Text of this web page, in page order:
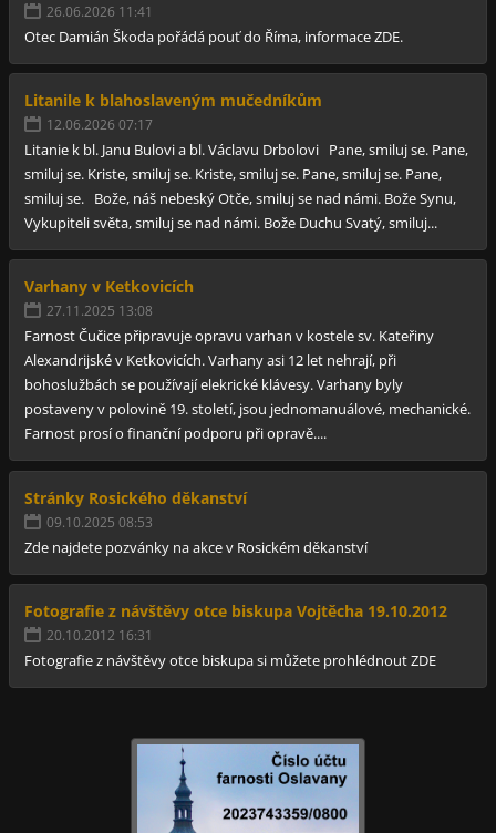
26.06.2026 11:41
Otec Damián Škoda pořádá pouť do Říma, informace ZDE.
Litanile k blahoslaveným mučedníkům
12.06.2026 07:17
Litanie k bl. Janu Bulovi a bl. Václavu Drbolovi Pane, smiluj se. Pane,
smiluj se. Kriste, smiluj se. Kriste, smiluj se. Pane, smiluj se. Pane,
smiluj se. Bože, náš nebeský Otče, smiluj se nad námi. Bože Synu,
Vykupiteli světa, smiluj se nad námi. Bože Duchu Svatý, smiluj...
Varhany v Ketkovicích
27.11.2025 13:08
Farnost Čučice připravuje opravu varhan v kostele sv. Kateřiny
Alexandrijské v Ketkovicích. Varhany asi 12 let nehrají, při
bohoslužbách se používají elekrické klávesy. Varhany byly
postaveny v polovině 19. století, jsou jednomanuálové, mechanické.
Farnost prosí o finanční podporu při opravě....
Stránky Rosického děkanství
09.10.2025 08:53
Zde najdete pozvánky na akce v Rosickém děkanství
Fotografie z návštěvy otce biskupa Vojtěcha 19.10.2012
20.10.2012 16:31
Fotografie z návštěvy otce biskupa si můžete prohlédnout ZDE